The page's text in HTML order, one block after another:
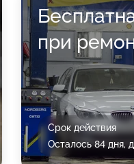
при
Срок действия
Осталось 84 дня,